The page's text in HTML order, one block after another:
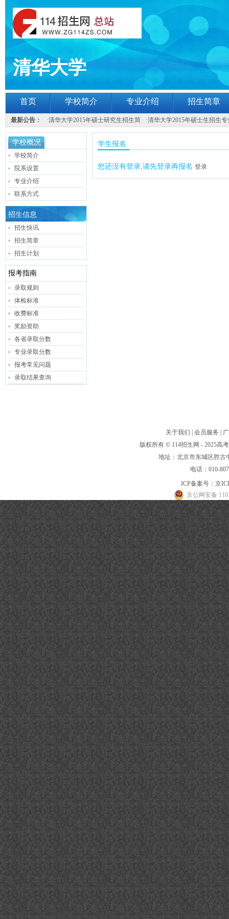
清华大学
首页 学校简介 专业介绍 招生简章
最新公告： ·清华大学2015年硕士研究生招生简 ·清华大学2015年硕士生招生专
学校概况
学校简介
院系设置
专业介绍
联系方式
招生信息
招生快讯
招生简章
招生计划
报考指南
录取规则
体检标准
收费标准
奖励资助
各省录取分数
专业录取分数
报考常见问题
录取结果查询
学生报名
您还没有登录,请先登录再报名 登录
关于我们 会员服务
版权所有 © 114招生网 - 2025高
地址：北京市东城区胜
电话：010-
ICP备案号： 京
京公网安备